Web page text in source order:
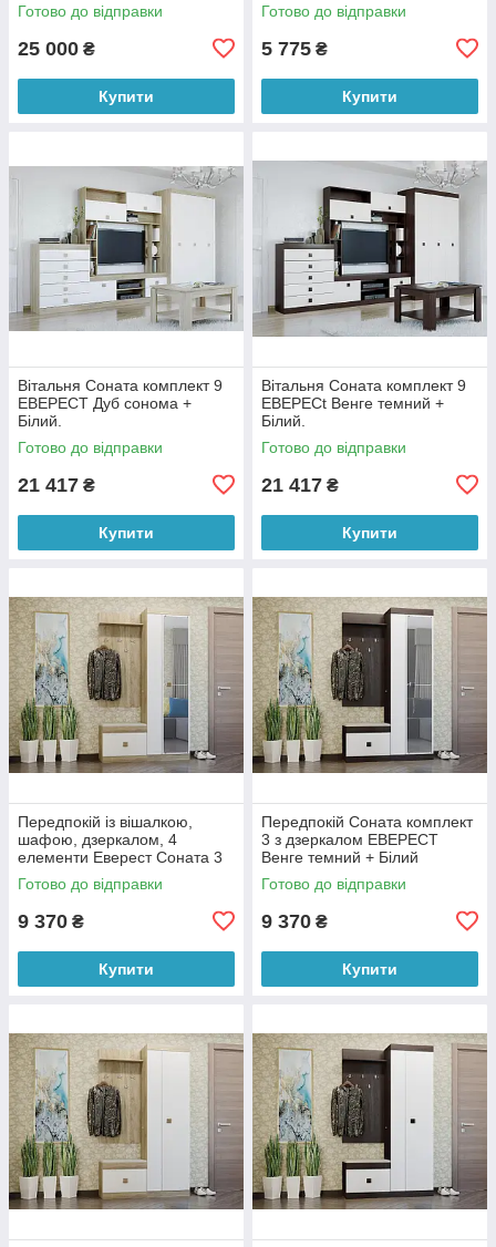
Готово до відправки
25 000 ₴
Купити
Готово до відправки
5 775 ₴
Купити
Вітальня Соната комплект 9
ЕВЕРЕСТ Дуб сонома +
Білий.
Готово до відправки
21 417 ₴
Купити
Вітальня Соната комплект 9
ЕВЕРЕСt Венге темний +
Білий.
Готово до відправки
21 417 ₴
Купити
Передпокій із вішалкою,
шафою, дзеркалом, 4
елементи Еверест Соната 3
дуб сонома/білий
Готово до відправки
9 370 ₴
Купити
Передпокій Соната комплект
3 з дзеркалом ЕВЕРЕСТ
Венге темний + Білий
Готово до відправки
9 370 ₴
Купити